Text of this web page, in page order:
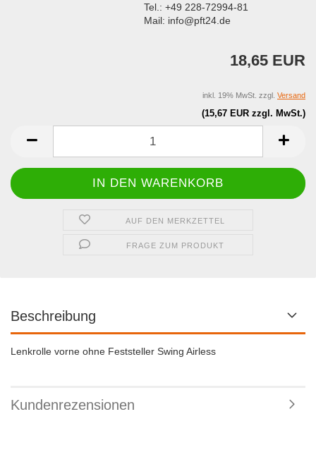
Tel.: +49 228-72994-81
Mail: info@pft24.de
18,65 EUR
(15,67 EUR zzgl. MwSt.)
inkl. 19% MwSt. zzgl. Versand
AUF DEN MERKZETTEL
FRAGE ZUM PRODUKT
Beschreibung
Lenkrolle vorne ohne Feststeller Swing Airless
Kundenrezensionen